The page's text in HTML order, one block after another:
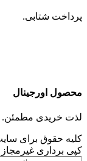
پرداخت شتابی.
محصول اورجینال
لذت خریدی مطمئن.
کلیه حقوق برای
کپی برداری